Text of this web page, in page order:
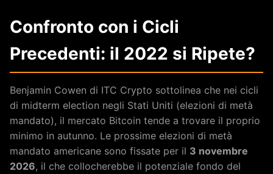
Confronto con i Cicli
Precedenti: il 2022 si Ripete?
Benjamin Cowen di ITC Crypto sottolinea che nei cicli
di midterm election negli Stati Uniti (elezioni di metà
mandato), il mercato Bitcoin tende a trovare il proprio
minimo in autunno. Le prossime elezioni di metà
mandato americane sono fissate per il 3 novembre
2026, il che collocherebbe il potenziale fondo del